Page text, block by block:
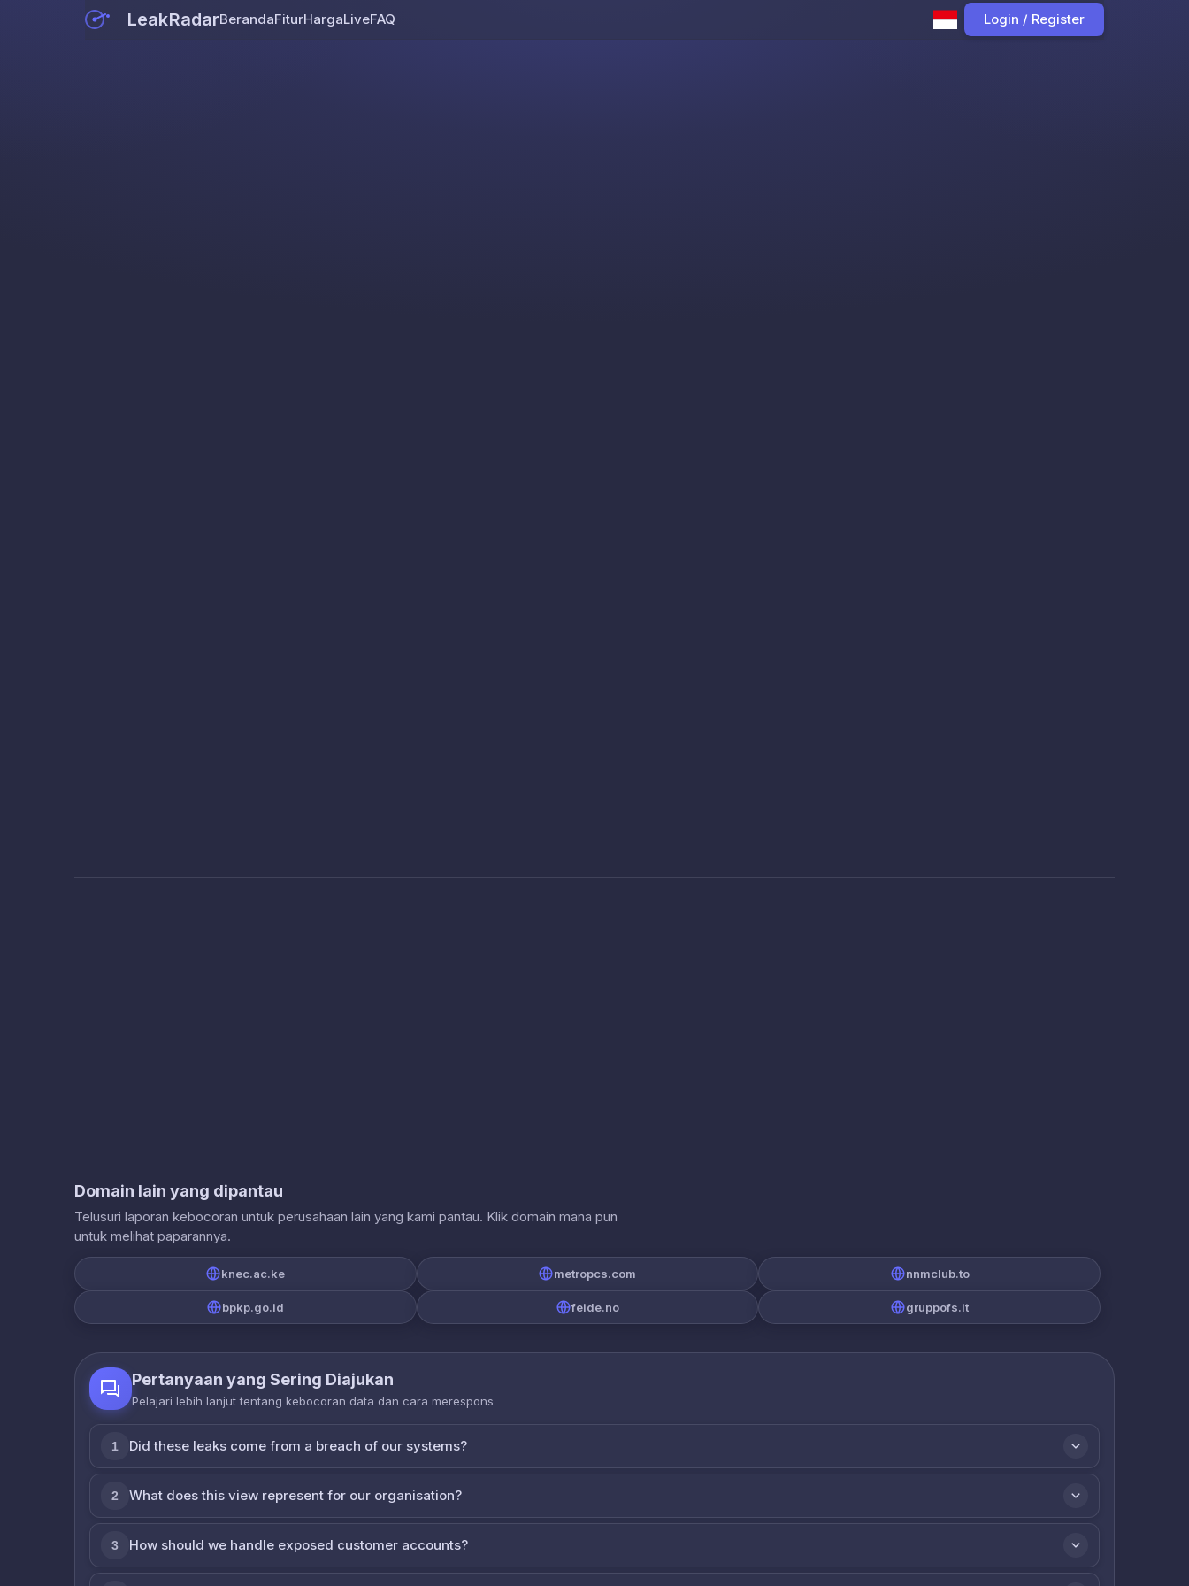
LeakRadarBerandaFiturHargaLiveFAQ Login / Register
Domain lain yang dipantau
Telusuri laporan kebocoran untuk perusahaan lain yang kami pantau. Klik domain mana pun
untuk melihat paparannya.
knec.ac.ke metropcs.com nnmclub.to
bpkp.go.id feide.no gruppofs.it
Pertanyaan yang Sering Diajukan
Pelajari lebih lanjut tentang kebocoran data dan cara merespons
1 Did these leaks come from a breach of our systems?
2 What does this view represent for our organisation?
3 How should we handle exposed customer accounts?